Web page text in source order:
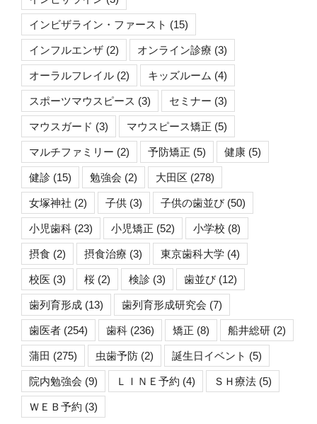
インビザライン・ファースト (15)
インフルエンザ (2) オンライン診療 (3)
オーラルフレイル (2) キッズルーム (4)
スポーツマウスピース (3) セミナー (3)
マウスガード (3) マウスピース矯正 (5)
マルチファミリー (2) 予防矯正 (5) 健康 (5)
健診 (15) 勉強会 (2) 大田区 (278)
女塚神社 (2) 子供 (3) 子供の歯並び (50)
小児歯科 (23) 小児矯正 (52) 小学校 (8)
摂食 (2) 摂食治療 (3) 東京歯科大学 (4)
校医 (3) 桜 (2) 検診 (3) 歯並び (12)
歯列育形成 (13) 歯列育形成研究会 (7)
歯医者 (254) 歯科 (236) 矯正 (8) 船井総研 (2)
蒲田 (275) 虫歯予防 (2) 誕生日イベント (5)
院内勉強会 (9) ＬＩＮＥ予約 (4) ＳＨ療法 (5)
ＷＥＢ予約 (3)